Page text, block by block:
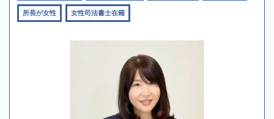
所長が女性 女性司法書士在籍